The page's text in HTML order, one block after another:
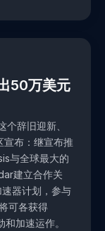
50万美元
辞旧迎新、
宣布：继宣布推
与全球最大的
建立合作关
器计划，参与
可各获得
加速运作。